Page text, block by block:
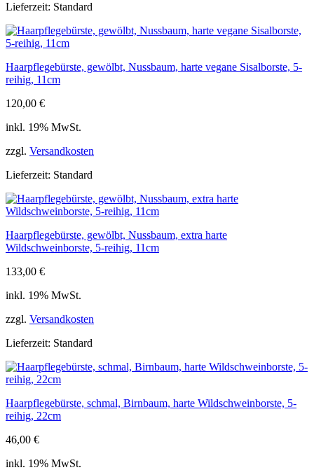
Lieferzeit: Standard
Haarpflegebürste, gewölbt, Nussbaum, harte vegane Sisalborste, 5-
reihig, 11cm
120,00 €
inkl. 19% MwSt.
zzgl. Versandkosten
Lieferzeit: Standard
Haarpflegebürste, gewölbt, Nussbaum, extra harte
Wildschweinborste, 5-reihig, 11cm
133,00 €
inkl. 19% MwSt.
zzgl. Versandkosten
Lieferzeit: Standard
Haarpflegebürste, schmal, Birnbaum, harte Wildschweinborste, 5-
reihig, 22cm
46,00 €
inkl. 19% MwSt.